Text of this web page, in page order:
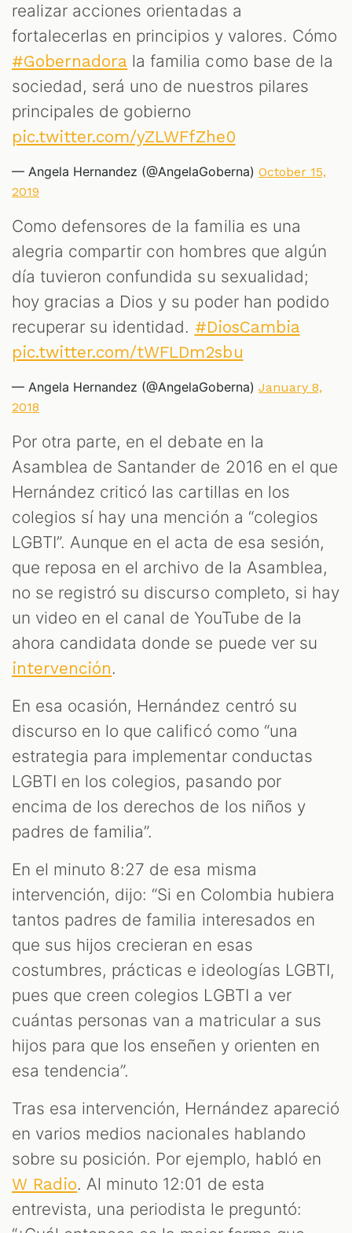
realizar acciones orientadas a
fortalecerlas en principios y valores. Cómo
#Gobernadora la familia como base de la
sociedad, será uno de nuestros pilares
principales de gobierno
pic.twitter.com/yZLWFfZhe0
— Angela Hernandez (@AngelaGoberna) October 15,
2019
Como defensores de la familia es una
alegria compartir con hombres que algún
día tuvieron confundida su sexualidad;
hoy gracias a Dios y su poder han podido
recuperar su identidad. #DiosCambia
pic.twitter.com/tWFLDm2sbu
— Angela Hernandez (@AngelaGoberna) January 8,
2018
Por otra parte, en el debate en la
Asamblea de Santander de 2016 en el que
Hernández criticó las cartillas en los
colegios sí hay una mención a “colegios
LGBTI”. Aunque en el acta de esa sesión,
que reposa en el archivo de la Asamblea,
no se registró su discurso completo, si hay
un video en el canal de YouTube de la
ahora candidata donde se puede ver su
intervención.
En esa ocasión, Hernández centró su
discurso en lo que calificó como “una
estrategia para implementar conductas
LGBTI en los colegios, pasando por
encima de los derechos de los niños y
padres de familia”.
En el minuto 8:27 de esa misma
intervención, dijo: “Si en Colombia hubiera
tantos padres de familia interesados en
que sus hijos crecieran en esas
costumbres, prácticas e ideologías LGBTI,
pues que creen colegios LGBTI a ver
cuántas personas van a matricular a sus
hijos para que los enseñen y orienten en
esa tendencia”.
Tras esa intervención, Hernández apareció
en varios medios nacionales hablando
sobre su posición. Por ejemplo, habló en
W Radio. Al minuto 12:01 de esta
entrevista, una periodista le preguntó: